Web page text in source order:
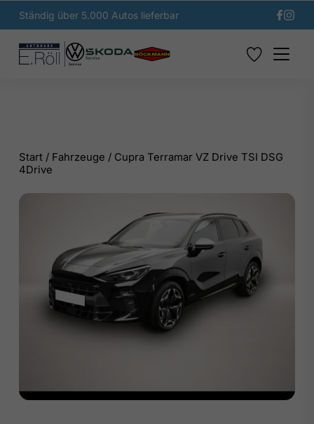
Ständig über 5.000 Autos lieferbar
Start/ Fahrzeuge / Cupra Terramar VZ Drive TSI DSG
4Drive